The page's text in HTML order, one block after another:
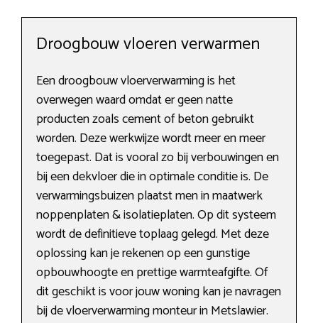
Droogbouw vloeren verwarmen
Een droogbouw vloerverwarming is het
overwegen waard omdat er geen natte
producten zoals cement of beton gebruikt
worden. Deze werkwijze wordt meer en meer
toegepast. Dat is vooral zo bij verbouwingen en
bij een dekvloer die in optimale conditie is. De
verwarmingsbuizen plaatst men in maatwerk
noppenplaten & isolatieplaten. Op dit systeem
wordt de definitieve toplaag gelegd. Met deze
oplossing kan je rekenen op een gunstige
opbouwhoogte en prettige warmteafgifte. Of
dit geschikt is voor jouw woning kan je navragen
bij de vloerverwarming monteur in Metslawier.